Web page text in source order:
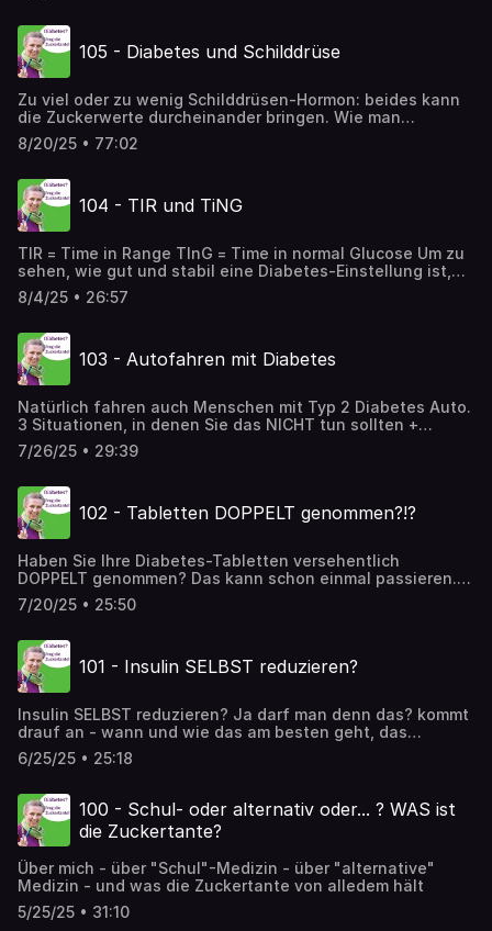
105 - Diabetes und Schilddrüse
Zu viel oder zu wenig Schilddrüsen-Hormon: beides kann
die Zuckerwerte durcheinander bringen. Wie man
Störungen der Schilddrüse erkennt, und wie die
Zusammenhänge Schilddrüse-Diabetes sind, darum geht
8/20/25 • 77:02
104 - TIR und TiNG
TIR = Time in Range TInG = Time in normal Glucose Um zu
sehen, wie gut und stabil eine Diabetes-Einstellung ist,
genügt nicht das HbA1c. Was bedeuten diese neuen werte
genau und für wen sind sie wichtig? Die neue APP der
8/4/25 • 26:57
103 - Autofahren mit Diabetes
Natürlich fahren auch Menschen mit Typ 2 Diabetes Auto.
3 Situationen, in denen Sie das NICHT tun sollten +
Vorsichtsmaßnahmen gegen Hypos. "unplugged und
uncut" - so entstehen meine Podcasts. Ich bin Ärztin für
Informationen zu Typ 2 Diabetes, wissenschaftlich
fundiert und immer praktisch umsetzbar.
www.zuckertante.at
7/26/25 • 29:39
102 - Tabletten DOPPELT genommen?!?
Haben Sie Ihre Diabetes-Tabletten versehentlich
DOPPELT genommen? Das kann schon einmal passieren. -
Was passieren kann - Worauf Sie achten müssen - Welche
Medikamente Unterzuckerungen auslösen können. erklärt
7/20/25 • 25:50
101 - Insulin SELBST reduzieren?
Insulin SELBST reduzieren? Ja darf man denn das? kommt
drauf an - wann und wie das am besten geht, das
erfahren Sie in dieser Folge.
6/25/25 • 25:18
100 - Schul- oder alternativ oder... ? WAS ist
die Zuckertante?
Über mich - über "Schul"-Medizin - über "alternative"
Medizin - und was die Zuckertante von alledem hält
5/25/25 • 31:10